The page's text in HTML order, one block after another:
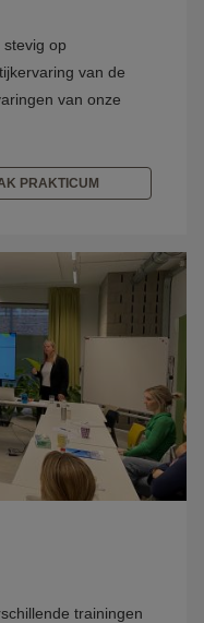
op
van de
van onze
PRAKTICUM
trainingen